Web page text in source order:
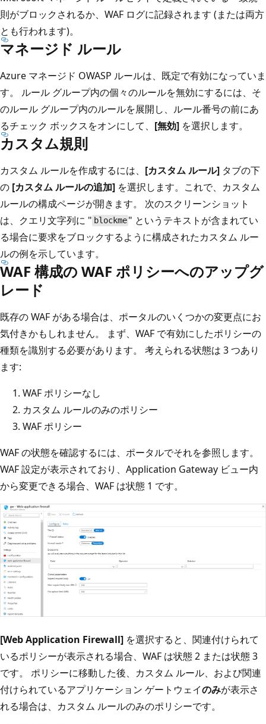
則がブロックされるか、WAF ログに記録されます (または両方
とも行われます)。
マネージド ルール
Azure マネージド OWASP ルールは、既定で有効になっていま
す。 ルール グループ内の個々のルールを無効にするには、そ
のルール グループ内のルールを展開し、ルール番号の前にあ
るチェック ボックスをオンにして、 [無効] を選択します。
カスタム規則
カスタム ルールを作成するには、 [カスタム ルール] タブの下
の [カスタム ルールの追加] を選択します。これで、カスタム
ルールの構成ページが開きます。 次のスクリーンショット
は、クエリ文字列に " blockme " というテキストが含まれてい
る場合に要求をブロックするように構成されたカスタム ルー
ルの例を示しています。
WAF 構成の WAF ポリシーへのアップグ
レード
既存の WAF がある場合は、ポータルのいくつかの変更点にお
気付きかもしれません。 まず、WAF で有効にしたポリシーの
種類を識別する必要があります。 考えられる状態は 3 つあり
ます:
WAF ポリシーなし
カスタム ルールのみのポリシー
WAF ポリシー
WAF の状態を確認するには、ポータルでそれを参照します。
WAF 設定が表示されており、Application Gateway ビュー内
から変更できる場合、WAF は状態 1 です。
[Web Application Firewall] を選択すると、関連付けられて
いるポリシーが表示される場合、WAF は状態 2 または状態 3
です。 ポリシーに移動した後、カスタム ルール、および関連
付けられているアプリケーション ゲートウェイのみが表示さ
れる場合は、カスタム ルールのみのポリシーです。